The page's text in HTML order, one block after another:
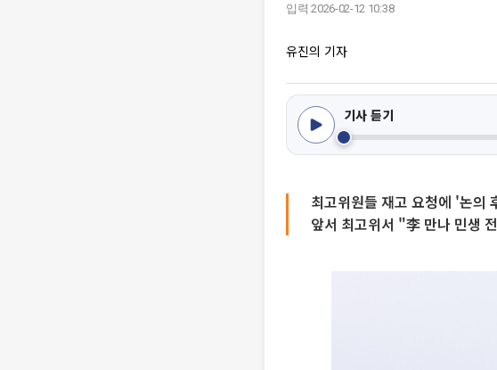
입력 2026-02-12 10:38
유진의 기자
기사 듣기
최고위원들 재고 요청에 '논의
앞서 최고위서 "李 만나 민생